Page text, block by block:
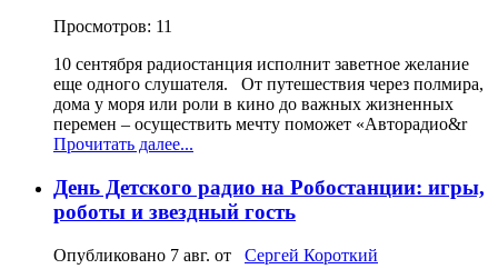
Просмотров: 11
10 сентября радиостанция исполнит заветное желание
еще одного слушателя. От путешествия через полмира,
дома у моря или роли в кино до важных жизненных
перемен – осуществить мечту поможет «Авторадио&r
Прочитать далее...
День Детского радио на Робостанции: игры,
роботы и звездный гость
Опубликовано 7 авг. от Сергей Короткий